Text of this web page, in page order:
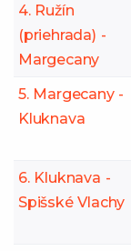
4. Ružín
(priehrada) -
Margecany
5. Margecany -
Kluknava
6. Kluknava -
Spišské Vlachy